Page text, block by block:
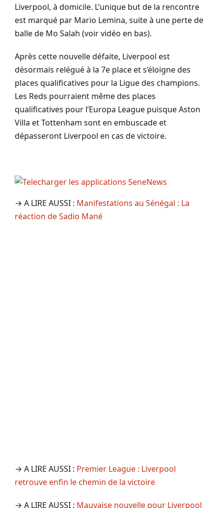
Liverpool, à domicile. L’unique but de la rencontre
est marqué par Mario Lemina, suite à une perte de
balle de Mo Salah (voir vidéo en bas).
Après cette nouvelle défaite, Liverpool est
désormais relégué à la 7e place et s’éloigne des
places qualificatives pour la Ligue des champions.
Les Reds pourraient même des places
qualificatives pour l’Europa League puisque Aston
Villa et Tottenham sont en embuscade et
dépasseront Liverpool en cas de victoire.
→ A LIRE AUSSI : Manifestations au Sénégal : La
réaction de Sadio Mané
→ A LIRE AUSSI : Premier League : Liverpool
retrouve enfin le chemin de la victoire
→ A LIRE AUSSI : Mauvaise nouvelle pour Liverpool